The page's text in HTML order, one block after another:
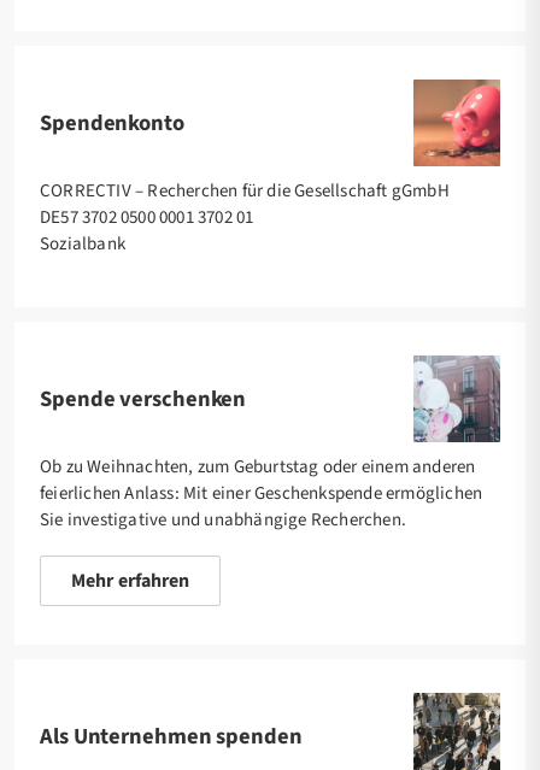
Spendenkonto
CORRECTIV – Recherchen für die Gesellschaft gGmbH
DE57 3702 0500 0001 3702 01
Sozialbank
Spende verschenken
Ob zu Weihnachten, zum Geburtstag oder einem anderen
feierlichen Anlass: Mit einer Geschenkspende ermöglichen
Sie investigative und unabhängige Recherchen.
Mehr erfahren
Als Unternehmen spenden